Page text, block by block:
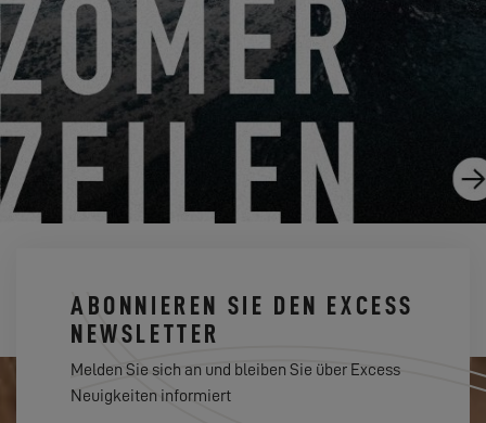
STARLINK X EXCESS OFFER
ABONNIEREN SIE DEN EXCESS
NEWSLETTER
Melden Sie sich an und bleiben Sie über Excess
Neuigkeiten informiert